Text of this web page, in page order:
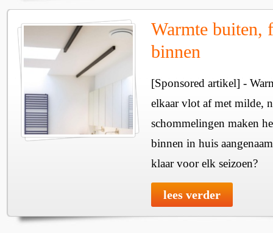
Warmte buiten,
binnen
[Sponsored artikel] -
elkaar vlot af met milde,
schommelingen maken
binnen in huis
klaar voor elk seizoen?
lees verder